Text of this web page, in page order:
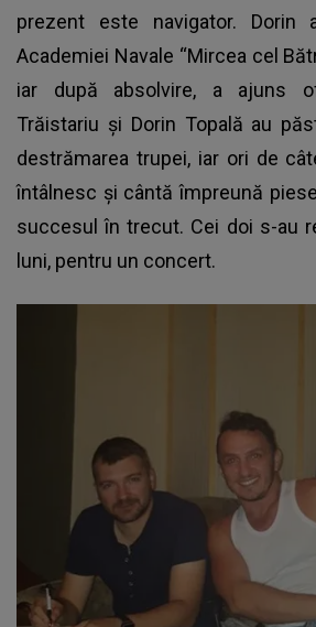
prezent este navigator. Dorin
Academiei Navale “Mircea cel
iar după absolvire, a ajuns
Trăistariu și Dorin Topală au
destrămarea trupei, iar ori de
întâlnesc și cântă împreună
succesul în trecut. Cei doi s-au
luni, pentru un concert.